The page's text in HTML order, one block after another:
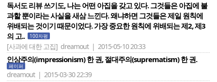
독서도 리뷰 쓰기도, 나는 어떤 아집을 갖고 있다. 그것들은 아집에 불
과할 뿐이라는 사실을 새삼 느낀다. 왜냐하면 그것들은 제일 원칙에
위배되는 것이기 때문이었다. 가장 중요한 원칙에 위배되는 제2, 제3
의 고..
100자평
[사과에 대한 고집] dreamout | 2015-05-10 20:33
인상주의(impressionism) 한 권, 절대주의(suprematism) 한 권.
페이퍼
dreamout | 2015-03-30 22:39